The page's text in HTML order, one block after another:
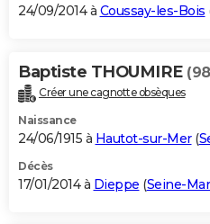
24/09/2014 à Coussay-les-Bois
Baptiste THOUMIRE
Créer une cagnotte obsèques
Naissance
24/06/1915 à Hautot-sur-Mer(
Décès
17/01/2014 à Dieppe (Seine-